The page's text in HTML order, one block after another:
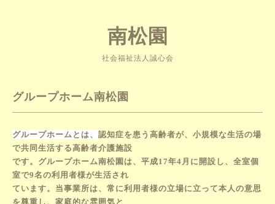
南松園
社会福祉法人誠心会
グループホーム南松園
グループホームとは、 認知症を患う高齢者が、小規模な生活の場
で共同生活する高齢者介護施設
です。 グループホーム南松園は、平成17年4月に開設し、全室個
室で9名の利用者様が生活され
て います。 当事業所は、常に利用者様の立場に立って本人の意思
を尊重し、家庭的な雰囲気と